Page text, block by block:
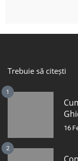
Trebuie să citești
1
16
2